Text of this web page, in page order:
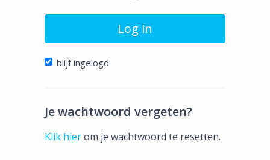
Log in
blijf ingelogd
Je wachtwoord vergeten?
Klik hierom je wachtwoord te resetten.